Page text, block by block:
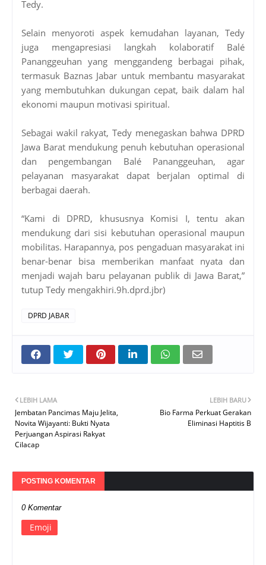
Tedy.
Selain menyoroti aspek kemudahan layanan, Tedy
juga mengapresiasi langkah kolaboratif Balé
Pananggeuhan yang menggandeng berbagai pihak,
termasuk Baznas Jabar untuk membantu masyarakat
yang membutuhkan dukungan cepat, baik dalam hal
ekonomi maupun motivasi spiritual.
Sebagai wakil rakyat, Tedy menegaskan bahwa DPRD
Jawa Barat mendukung penuh kebutuhan operasional
dan pengembangan Balé Pananggeuhan, agar
pelayanan masyarakat dapat berjalan optimal di
berbagai daerah.
“Kami di DPRD, khususnya Komisi I, tentu akan
mendukung dari sisi kebutuhan operasional maupun
mobilitas. Harapannya, pos pengaduan masyarakat ini
benar-benar bisa memberikan manfaat nyata dan
menjadi wajah baru pelayanan publik di Jawa Barat,”
tutup Tedy mengakhiri.9h.dprd.jbr)
DPRD JABAR
LEBIH BARU
Bio Farma Perkuat Gerakan
Eliminasi Haptitis B
LEBIH LAMA
Jembatan Pancimas Maju Jelita,
Novita Wijayanti: Bukti Nyata
Perjuangan Aspirasi Rakyat
Cilacap
POSTING KOMENTAR
0 Komentar
Emoji